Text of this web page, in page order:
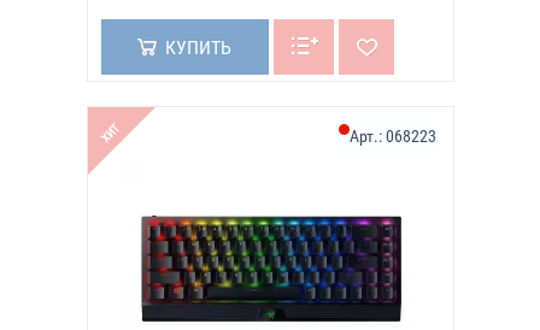
КУПИТЬ
ХИТ Арт.:068223